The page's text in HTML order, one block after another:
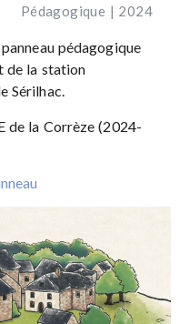
Pédagogique | 2024
pédagogique
de la station
Sérilhac.
de la Corrèze (2024-